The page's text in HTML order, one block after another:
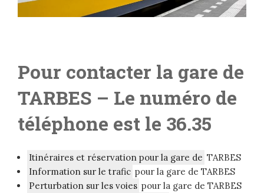
Pour contacter la gare de
TARBES – Le numéro de
téléphone est le 36.35
Itinéraires et réservation pour la gare de TARBES
Information sur le trafic pour la gare de TARBES
Perturbation sur les voies pour la gare de TARBES